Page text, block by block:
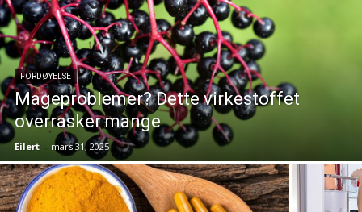
FORDØYELSE
Mageproblemer? Dette virkestoffet
overrasker mange
Eilert - mars 31, 2025